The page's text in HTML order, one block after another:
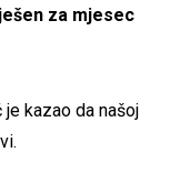
za mjesec
kazao da našoj